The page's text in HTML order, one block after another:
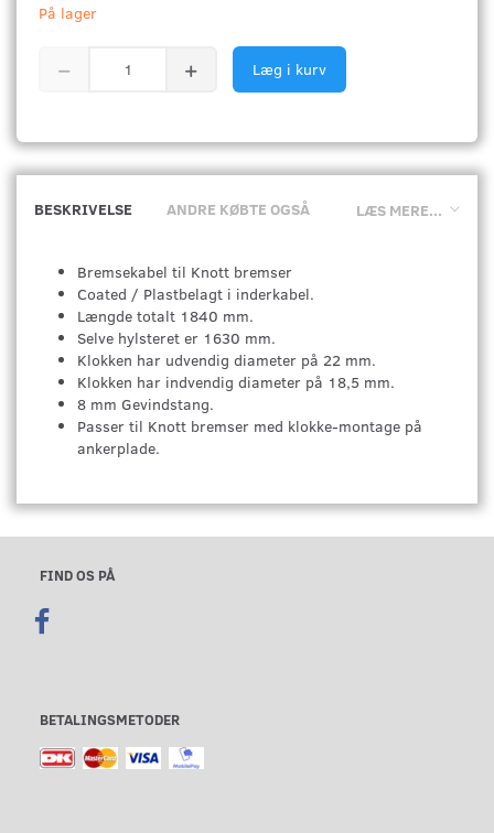
På lager
Læg i kurv
LÆS MERE...
BESKRIVELSE ANDRE KØBTE OGSÅ
Bremsekabel til Knott bremser
Coated / Plastbelagt i inderkabel.
Længde totalt 1840 mm.
Selve hylsteret er 1630 mm.
Klokken har udvendig diameter på 22 mm.
Klokken har indvendig diameter på 18,5 mm.
8 mm Gevindstang.
Passer til Knott bremser med klokke-montage på
ankerplade.
FIND OS PÅ
BETALINGSMETODER